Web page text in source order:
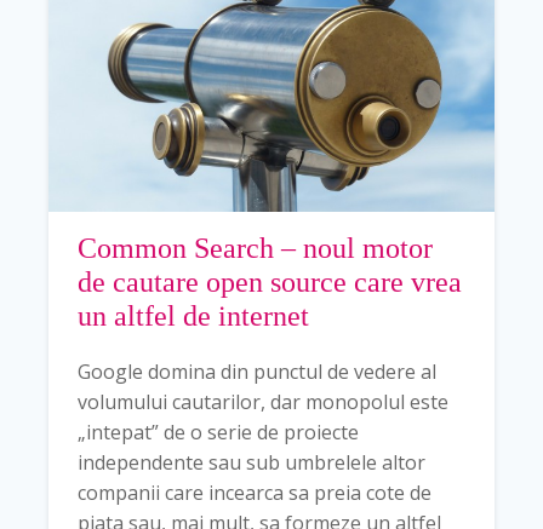
Common Search – noul motor
de cautare open source care vrea
un altfel de internet
Google domina din punctul de vedere al
volumului cautarilor, dar monopolul este
„intepat” de o serie de proiecte
independente sau sub umbrelele altor
companii care incearca sa preia cote de
piata sau, mai mult, sa formeze un altfel